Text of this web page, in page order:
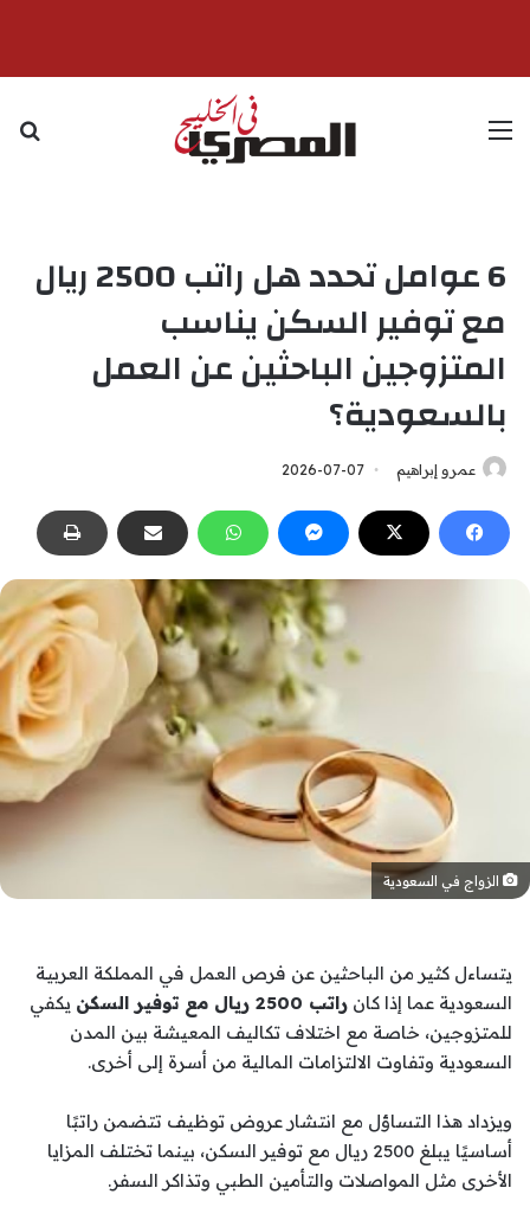
القائمة
6 عوامل تحدد هل راتب 2500 ريال
مع توفير السكن يناسب
المتزوجين الباحثين عن العمل
بالسعودية؟
عمرو إبراهيم 2026-07-07
الزواج في السعودية
يتساءل كثير من الباحثين عن فرص العمل في المملكة العربية
السعودية عما إذا كان راتب 2500 ريال مع توفير السكن
يكفي
للمتزوجين، خاصة مع اختلاف تكاليف المعيشة بين المدن
السعودية وتفاوت الالتزامات المالية من أسرة إلى أخرى.
ويزداد هذا التساؤل مع انتشار عروض توظيف تتضمن راتبًا
أساسيًا يبلغ 2500 ريال مع توفير السكن، بينما تختلف المزايا
الأخرى مثل المواصلات والتأمين الطبي وتذاكر السفر.